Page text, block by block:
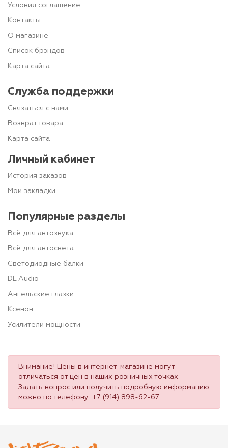
Условия соглашение
Контакты
О магазине
Список брэндов
Карта сайта
Служба поддержки
Связаться с нами
Возврат товара
Карта сайта
Личный кабинет
История заказов
Мои закладки
Популярные разделы
Всё для автозвука
Всё для автосвета
Светодиодные балки
DL Audio
Ангельские глазки
Ксенон
Усилители мощности
Внимание! Цены в интернет-магазине могут
отличаться от цен в наших розничных точках.
Задать вопрос или получить подробную информацию
можно по телефону: +7 (914) 898-62-67